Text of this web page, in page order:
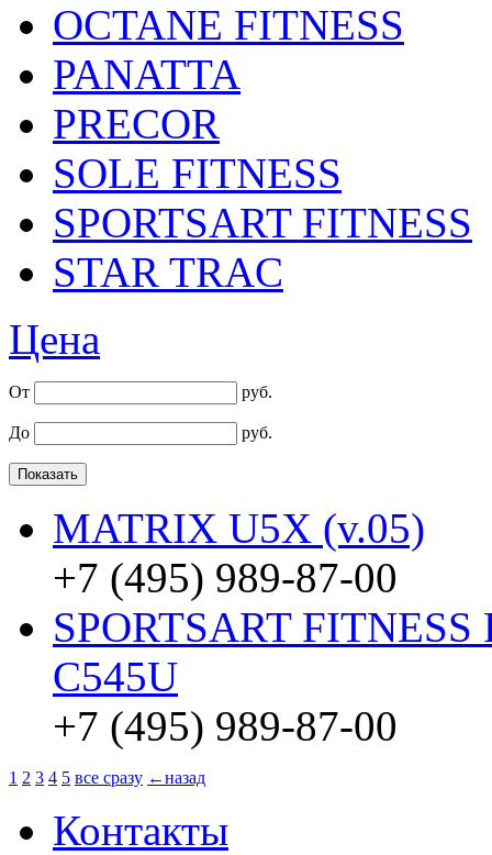
OCTANE FITNESS
PANATTA
PRECOR
SOLE FITNESS
SPORTSART FITNESS
STAR TRAC
Цена
От руб.
До руб.
MATRIX U5X (v.05)
+7 (495) 989-87-00
SPORTSART FITNESS
C545U
+7 (495) 989-87-00
1 2 3 4 5 все сразу ←назад
Контакты